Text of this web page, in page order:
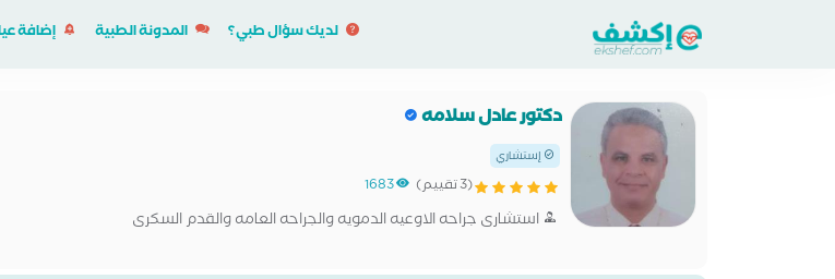
لديك سؤال طبي؟ المدونة الطبية إضافة
دكتور عادل سلامه
إستشاري
(3 تقييم) 1683
استشارى جراحه الاوعيه الدمويه والجراحه العامه والقدم السكرى